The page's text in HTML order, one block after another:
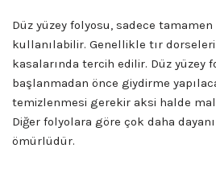
Düz yüzey folyosu, sadece
kullanılabilir. Genellikle tır
kasalarında tercih edilir. Düz yüzey
başlanmadan önce giydirme
temizlenmesi gerekir aksi halde
Diğer folyolara göre çok daha
ömürlüdür.